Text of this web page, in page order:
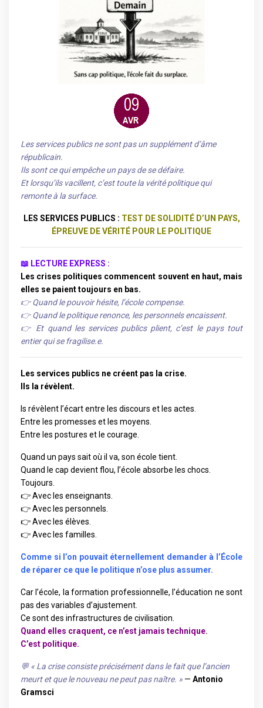
Les services publics ne sont pas un supplément d’âme
républicain.
Ils sont ce qui empêche un pays de se défaire.
Et lorsqu’ils vacillent, c’est toute la vérité politique qui
remonte à la surface.
LES SERVICES PUBLICS : TEST DE SOLIDITÉ D’UN PAYS,
ÉPREUVE DE VÉRITÉ POUR LE POLITIQUE
📖 LECTURE EXPRESS :
Les crises politiques commencent souvent en haut, mais
elles se paient toujours en bas.
👉 Quand le pouvoir hésite, l’école compense.
👉 Quand le politique renonce, les personnels encaissent.
👉 Et quand les services publics plient, c’est le pays tout
entier qui se fragilise.e.
Les services publics ne créent pas la crise.
Ils la révèlent.
ls révèlent l’écart entre les discours et les actes.
Entre les promesses et les moyens.
Entre les postures et le courage.
Quand un pays sait où il va, son école tient.
Quand le cap devient flou, l’école absorbe les chocs.
Toujours.
👉 Avec les enseignants.
👉 Avec les personnels.
👉 Avec les élèves.
👉 Avec les familles.
Comme si l’on pouvait éternellement demander à l’École
de réparer ce que le politique n’ose plus assumer.
Car l’école, la formation professionnelle, l’éducation ne sont
pas des variables d’ajustement.
Ce sont des infrastructures de civilisation.
Quand elles craquent, ce n’est jamais technique.
C’est politique.
💬 « La crise consiste précisément dans le fait que l’ancien
meurt et que le nouveau ne peut pas naître. » — Antonio
Gramsci